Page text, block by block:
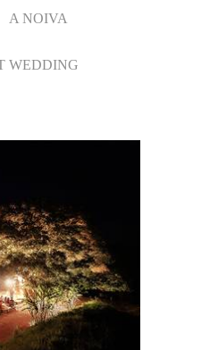
A NOIVA
WEDDING